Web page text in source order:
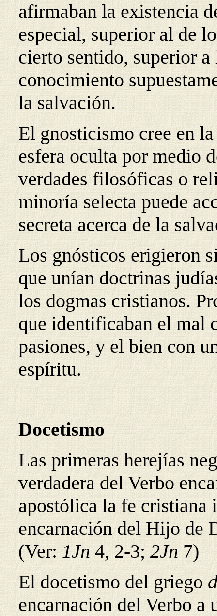
afirmaban la existencia
especial, superior al de
cierto sentido, superior
conocimiento
la salvación.
El gnosticismo cree en
esfera oculta por medio
verdades filosóficas o
minoría selecta puede
secreta acerca de la
Los gnósticos erigieron
que unían doctrinas
los dogmas cristianos.
que identificaban el mal
pasiones, y el bien con
espíritu.
Docetismo
Las primeras herejías
verdadera del Verbo
apostólica la fe cristiana
encarnación del Hijo de
(Ver:1Jn4, 2-3;2Jn7)
El docetismo del griego
encarnación del Verbo a